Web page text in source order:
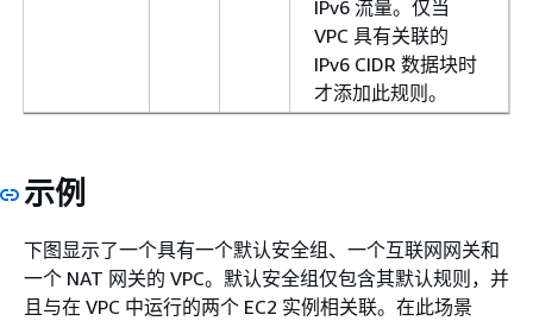
IPv6 流量。仅当
VPC 具有关联的
IPv6 CIDR 数据块时
才添加此规则。
示例
下图显示了一个具有一个默认安全组、一个互联网网关和
一个 NAT 网关的 VPC。默认安全组仅包含其默认规则，并
且与在 VPC 中运行的两个 EC2 实例相关联。在此场景